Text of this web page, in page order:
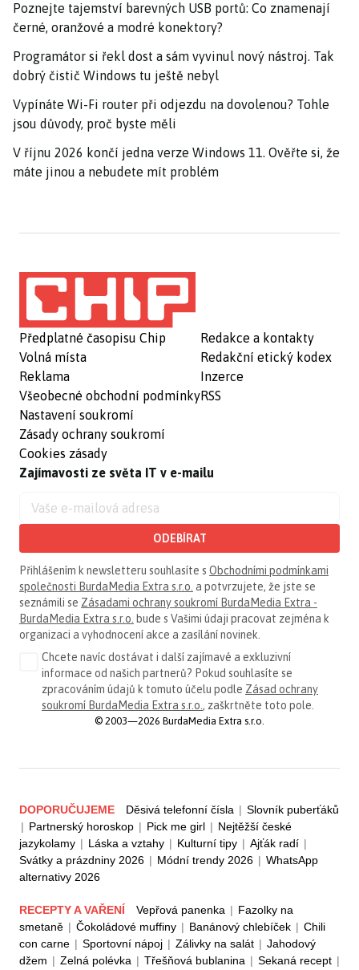
Poznejte tajemství barevných USB portů: Co znamenají
černé, oranžové a modré konektory?
Programátor si řekl dost a sám vyvinul nový nástroj. Tak
dobrý čistič Windows tu ještě nebyl
Vypínáte Wi-Fi router při odjezdu na dovolenou? Tohle
jsou důvody, proč byste měli
V říjnu 2026 končí jedna verze Windows 11. Ověřte si, že
máte jinou a nebudete mít problém
Předplatné časopisu Chip
Volná místa
Reklama
Všeobecné obchodní podmínky
Nastavení soukromí
Zásady ochrany soukromí
Cookies zásady
Redakce a kontakty
Redakční etický kodex
Inzerce
RSS
Zajímavosti ze světa IT v e-mailu
ODEBÍRAT
Přihlášením k newsletteru souhlasíte s Obchodními podmínkami
společnosti BurdaMedia Extra s.r.o. a potvrzujete, že jste se
seznámili se Zásadami ochrany soukromí BurdaMedia Extra -
BurdaMedia Extra s.r.o. bude s Vašimi údaji pracovat zejména k
organizaci a vyhodnocení akce a zasílání novinek.
Chcete navíc dostávat i další zajímavé a exkluzivní
informace od našich partnerů? Pokud souhlasíte se
zpracováním údajů k tomuto účelu podle Zásad ochrany
soukromí BurdaMedia Extra s.r.o., zaškrtněte toto pole.
© 2003—2026 BurdaMedia Extra s.r.o.
DOPORUČUJEME Děsivá telefonní čísla | Slovník puberťáků
| Partnerský horoskop | Pick me girl | Nejtěžší české
jazykolamy | Láska a vztahy | Kulturní tipy | Ajťák radí |
Svátky a prázdniny 2026 | Módní trendy 2026 | WhatsApp
alternativy 2026
RECEPTY A VAŘENÍ Vepřová panenka | Fazolky na
smetaně | Čokoládové muffiny | Banánový chlebíček | Chili
con carne | Sportovní nápoj | Zálivky na salát | Jahodový
džem | Zelná polévka | Třešňová bublanina | Sekaná recept |